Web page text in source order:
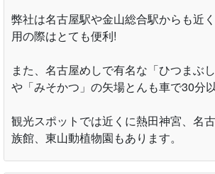
弊社は名古屋駅や金山総合駅からも近
用の際はとても便利!
また、名古屋めしで有名な「ひつまぶ
や「みそかつ」の矢場とんも車で30分
観光スポットでは近くに熱田神宮、名
族館、東山動植物園もあります。